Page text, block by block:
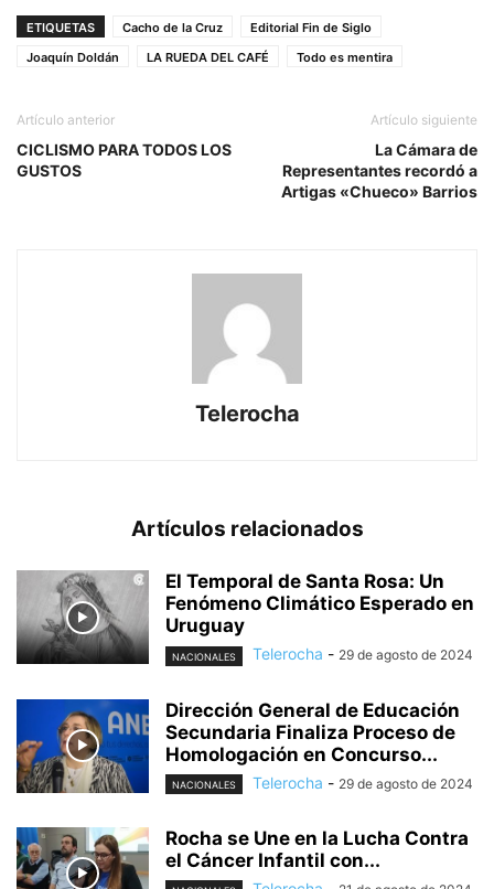
ETIQUETAS Cacho de la Cruz
Editorial Fin de Siglo
Joaquín Doldán
LA RUEDA DEL CAFÉ Todo es mentira
Artículo anterior
CICLISMO PARA TODOS LOS
GUSTOS
Artículo siguiente
La Cámara de
Representantes recordó a
Artigas «Chueco» Barrios
Telerocha
Artículos relacionados
El Temporal de Santa Rosa: Un
Fenómeno Climático Esperado en
Uruguay
NACIONALES Telerocha - 29 de agosto de 2024
Dirección General de Educación
Secundaria Finaliza Proceso de
Homologación en Concurso...
NACIONALES Telerocha - 29 de agosto de 2024
Rocha se Une en la Lucha Contra
el Cáncer Infantil con...